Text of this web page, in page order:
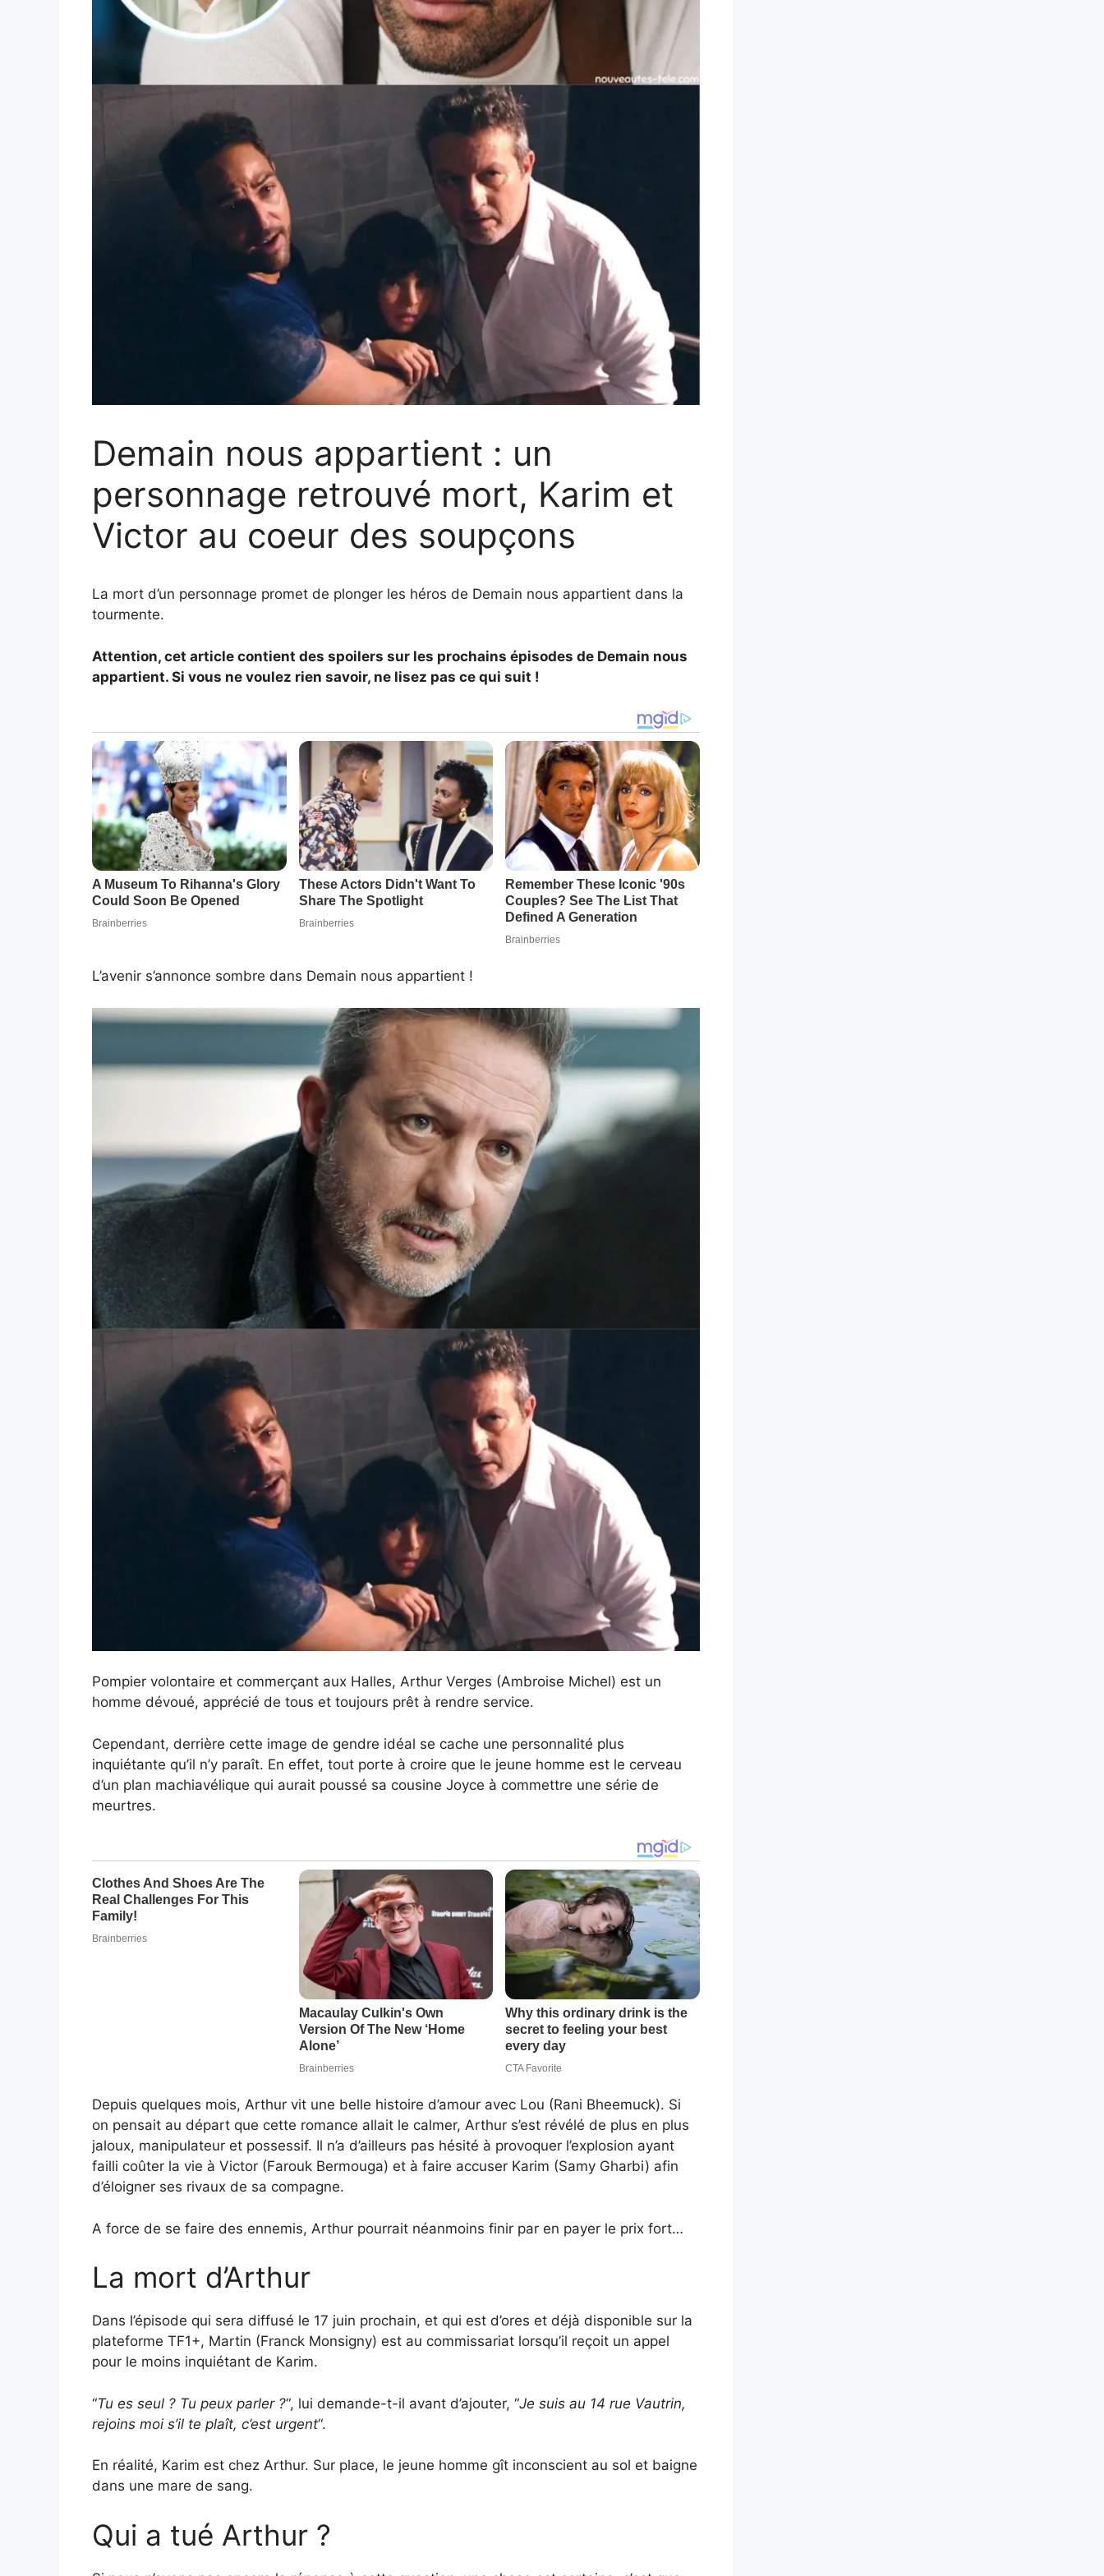
Demain nous appartient : un
personnage retrouvé mort, Karim et
Victor au coeur des soupçons
La mort d’un personnage promet de plonger les héros de Demain nous appartient dans la
tourmente.
Attention, cet article contient des spoilers sur les prochains épisodes de Demain nous
appartient. Si vous ne voulez rien savoir, ne lisez pas ce qui suit !
L’avenir s’annonce sombre dans Demain nous appartient !
Pompier volontaire et commerçant aux Halles, Arthur Verges (Ambroise Michel) est un
homme dévoué, apprécié de tous et toujours prêt à rendre service.
Cependant, derrière cette image de gendre idéal se cache une personnalité plus
inquiétante qu’il n’y paraît. En effet, tout porte à croire que le jeune homme est le cerveau
d’un plan machiavélique qui aurait poussé sa cousine Joyce à commettre une série de
meurtres.
Depuis quelques mois, Arthur vit une belle histoire d’amour avec Lou (Rani Bheemuck). Si
on pensait au départ que cette romance allait le calmer, Arthur s’est révélé de plus en plus
jaloux, manipulateur et possessif. Il n’a d’ailleurs pas hésité à provoquer l’explosion ayant
failli coûter la vie à Victor (Farouk Bermouga) et à faire accuser Karim (Samy Gharbi) afin
d’éloigner ses rivaux de sa compagne.
A force de se faire des ennemis, Arthur pourrait néanmoins finir par en payer le prix fort…
La mort d’Arthur
Dans l’épisode qui sera diffusé le 17 juin prochain, et qui est d’ores et déjà disponible sur la
plateforme TF1+, Martin (Franck Monsigny) est au commissariat lorsqu’il reçoit un appel
pour le moins inquiétant de Karim.
“Tu es seul ? Tu peux parler ?“, lui demande-t-il avant d’ajouter, “Je suis au 14 rue Vautrin,
rejoins moi s’il te plaît, c’est urgent“.
En réalité, Karim est chez Arthur. Sur place, le jeune homme gît inconscient au sol et baigne
dans une mare de sang.
Qui a tué Arthur ?